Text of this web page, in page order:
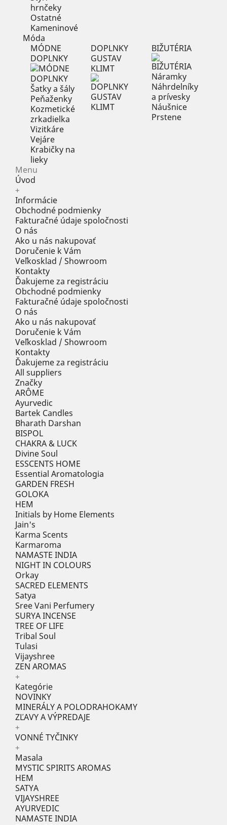
hrnčeky
Ostatné
Kameninové
Móda
MÓDNE
DOPLNKY
Šatky a šály
Peňaženky
Kozmetické
zrkadielka
Vizitkáre
Vejáre
Krabičky na
lieky
DOPLNKY
GUSTAV
KLIMT
BIŽUTÉRIA
Náramky
Náhrdelníky
a prívesky
Náušnice
Prstene
Menu
Úvod
+
Informácie
Obchodné podmienky
Fakturačné údaje spoločnosti
O nás
Ako u nás nakupovať
Doručenie k Vám
Veľkosklad / Showroom
Kontakty
Ďakujeme za registráciu
Obchodné podmienky
Fakturačné údaje spoločnosti
O nás
Ako u nás nakupovať
Doručenie k Vám
Veľkosklad / Showroom
Kontakty
Ďakujeme za registráciu
All suppliers
Značky
ARÔME
Ayurvedic
Bartek Candles
Bharath Darshan
BISPOL
CHAKRA & LUCK
Divine Soul
ESSCENTS HOME
Essential Aromatologia
GARDEN FRESH
GOLOKA
HEM
Initials by Home Elements
Jain's
Karma Scents
Karmaroma
NAMASTE INDIA
NIGHT IN COLOURS
Orkay
SACRED ELEMENTS
Satya
Sree Vani Perfumery
SURYA INCENSE
TREE OF LIFE
Tribal Soul
Tulasi
Vijayshree
ZEN AROMAS
+
Kategórie
NOVINKY
MINERÁLY A POLODRAHOKAMY
ZĽAVY A VÝPREDAJE
+
VONNÉ TYČINKY
+
Masala
MYSTIC SPIRITS AROMAS
HEM
SATYA
VIJAYSHREE
AYURVEDIC
NAMASTE INDIA